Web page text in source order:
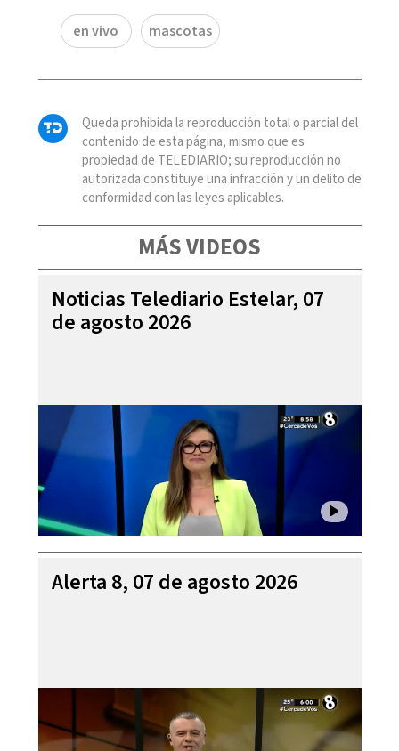
en vivo mascotas
Queda prohibida la reproducción total o parcial del
contenido de esta página, mismo que es
propiedad de TELEDIARIO; su reproducción no
autorizada constituye una infracción y un delito de
conformidad con las leyes aplicables.
MÁS VIDEOS
Noticias Telediario Estelar, 07
de agosto 2026
Alerta 8, 07 de agosto 2026